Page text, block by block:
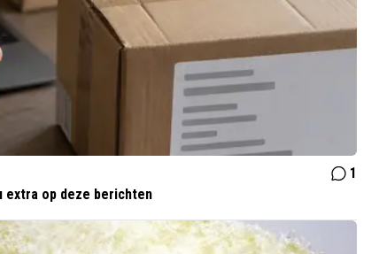
1
extra op deze berichten